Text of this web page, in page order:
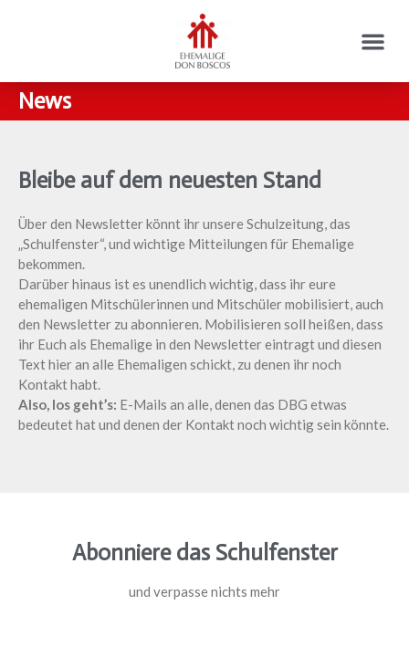
News
Bleibe auf dem neuesten Stand
Über den Newsletter könnt ihr unsere Schulzeitung, das
„Schulfenster“, und wichtige Mitteilungen für Ehemalige
bekommen.
Darüber hinaus ist es unendlich wichtig, dass ihr eure
ehemaligen Mitschülerinnen und Mitschüler mobilisiert, auch
den Newsletter zu abonnieren. Mobilisieren soll heißen, dass
ihr Euch als Ehemalige in den Newsletter eintragt und diesen
Text hier an alle Ehemaligen schickt, zu denen ihr noch
Kontakt habt.
Also, los geht’s: E-Mails an alle, denen das DBG etwas
bedeutet hat und denen der Kontakt noch wichtig sein könnte.
Abonniere das Schulfenster
und verpasse nichts mehr